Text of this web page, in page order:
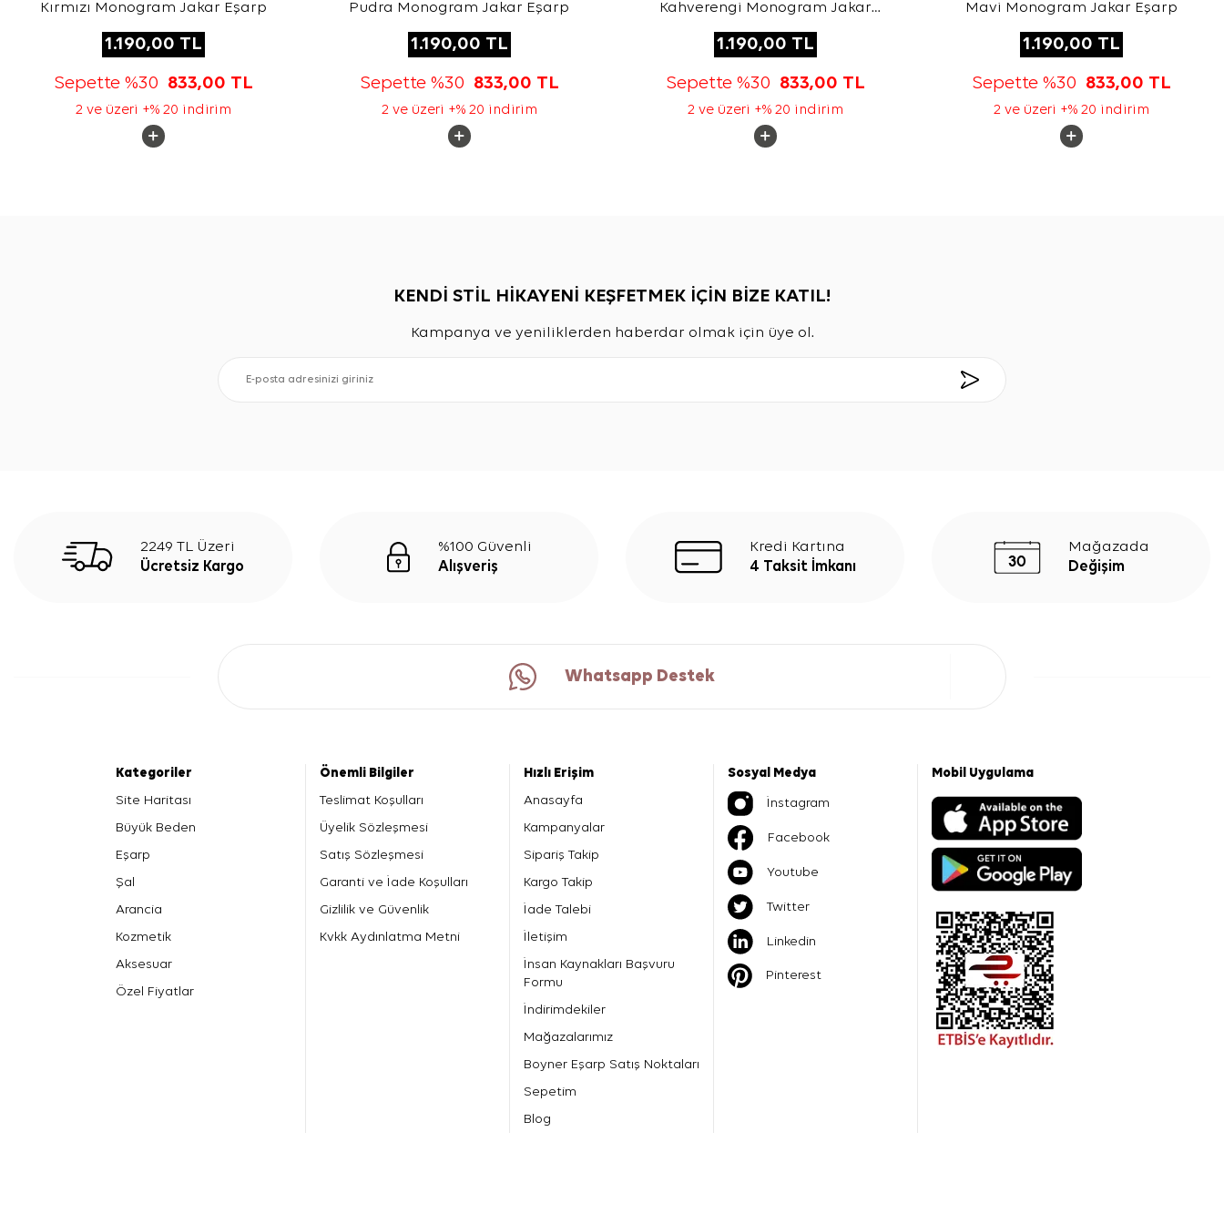
Kırmızı Monogram Jakar Eşarp
1.190,00 TL
Sepette %30 833,00 TL
2 ve üzeri +% 20 indirim
Pudra Monogram Jakar Eşarp
1.190,00 TL
Sepette %30 833,00 TL
2 ve üzeri +% 20 indirim
Kahverengi Monogram Jakar
1.190,00 TL
Sepette %30 833,00 TL
2 ve üzeri +% 20 indirim
Mavi Monogram Jakar Eşarp
1.190,00 TL
Sepette %30 833,00 TL
2 ve üzeri +% 20 indirim
KENDİ STİL HİKAYENİ KEŞFETMEK İÇİN BİZE KATIL!
Kampanya ve yeniliklerden haberdar olmak için üye ol.
2249 TL Üzeri
Ücretsiz Kargo
%100 Güvenli
Alışveriş
Kredi Kartına
4 Taksit İmkanı
Mağazada
Değişim
Whatsapp Destek
Kategoriler
Site Haritası
Büyük Beden
Eşarp
Şal
Arancia
Kozmetik
Aksesuar
Özel Fiyatlar
Önemli Bilgiler
Teslimat Koşulları
Üyelik Sözleşmesi
Satış Sözleşmesi
Garanti ve İade Koşulları
Gizlilik ve Güvenlik
Kvkk Aydınlatma Metni
Hızlı Erişim
Anasayfa
Kampanyalar
Sipariş Takip
Kargo Takip
İade Talebi
İletişim
İnsan Kaynakları Başvuru
Formu
İndirimdekiler
Mağazalarımız
Boyner Eşarp Satış Noktaları
Sepetim
Blog
Sosyal Medya
İnstagram
Facebook
Youtube
Twitter
Linkedin
Pinterest
Mobil Uygulama